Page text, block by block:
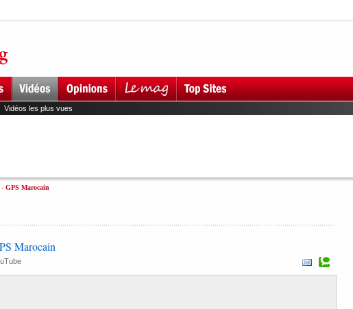
Vidéos les plus vues
GPS Marocain
Marocain